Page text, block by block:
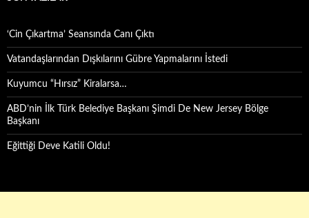
‘Cin Çıkartma’ Seansında Canı Çıktı
Vatandaşlarından Dışkılarını Gübre Yapmalarını İstedi
Kuyumcu “Hırsız” Kiralarsa…
ABD’nin İlk Türk Belediye Başkanı Şimdi De New Jersey Bölge
Başkanı
Eğittiği Deve Katili Oldu!